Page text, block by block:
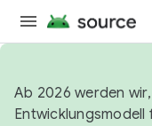
Ab 2026 werden